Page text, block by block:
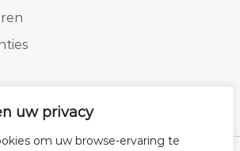
uw privacy
om uw browse-ervaring te